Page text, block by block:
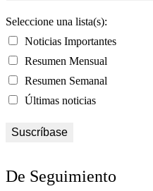
Seleccione una lista(s):
Noticias Importantes
Resumen Mensual
Resumen Semanal
Últimas noticias
De Seguimiento